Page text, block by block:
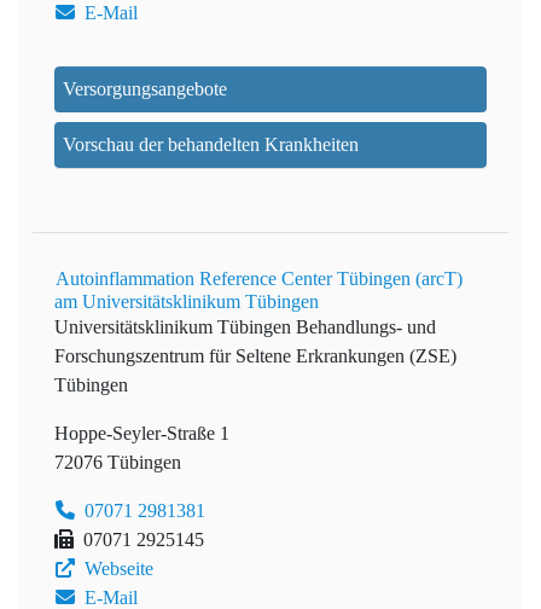
E-Mail
Versorgungsangebote
Vorschau der behandelten Krankheiten
Autoinflammation Reference Center Tübingen (arcT)
am Universitätsklinikum Tübingen
Universitätsklinikum Tübingen Behandlungs- und
Forschungszentrum für Seltene Erkrankungen (ZSE)
Tübingen
Hoppe-Seyler-Straße 1
72076 Tübingen
07071 2981381
07071 2925145
Webseite
E-Mail